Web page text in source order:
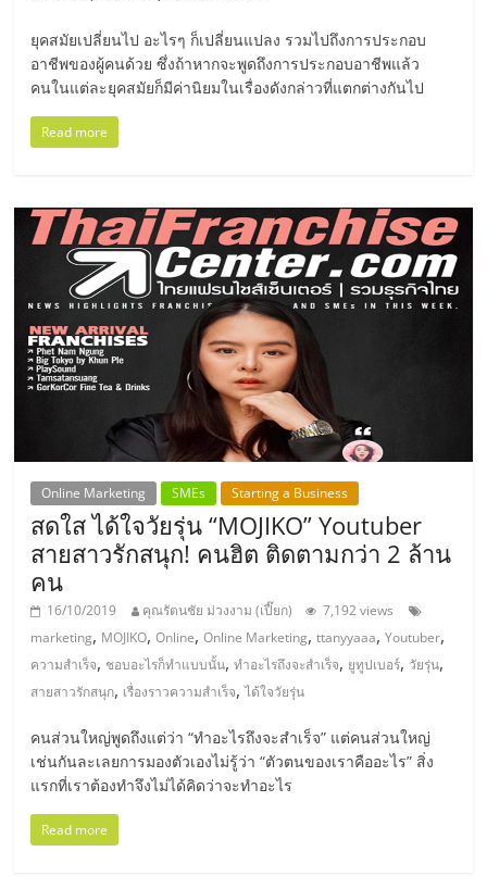
มอี
ไทย,
SMEs,
แฟ
รน
ไชส์,
ที่
ปรึกษา
แฟ
รน
ไชส์,
รวม
แฟ
รน
ไชส์
ยุคสมัยเปลี่ยนไป อะไรๆ ก็เปลี่ยนแปลง รวมไปถึงการประกอบ
อาชีพของผู้คนด้วย ซึ่งถ้าหากจะพูดถึงการประกอบอาชีพแล้ว
คนในแต่ละยุคสมัยก็มีค่านิยมในเรื่องดังกล่าวที่แตกต่างกันไป
Read more
Online Marketing SMEs Starting a Business
สดใส ได้ใจวัยรุ่น “MOJIKO” Youtuber
สายสาวรักสนุก! คนฮิต ติดตามกว่า 2 ล้าน
คน
16/10/2019 คุณรัตนชัย ม่วงงาม (เปี๊ยก)
7,192 views
marketing, MOJIKO,Online,Online Marketing,ttanyyaaa,Youtuber,
ความสำเร็จ, ชอบอะไรก็ทำแบบนั้น,ทำอะไรถึงจะสำเร็จ, ยูทูปเบอร์, วัยรุ่น,
สายสาวรักสนุก, เรื่องราวความสำเร็จ,ได้ใจวัยรุ่น
คนส่วนใหญ่พูดถึงแต่ว่า “ทำอะไรถึงจะสำเร็จ” แต่คนส่วนใหญ่
เช่นกันละเลยการมองตัวเองไม่รู้ว่า “ตัวตนของเราคืออะไร” สิ่ง
แรกที่เราต้องทำจึงไม่ได้คิดว่าจะทำอะไร
Read more